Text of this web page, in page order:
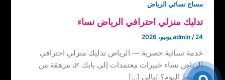
مساج نسائي الرياض
تدليك منزلي احترافي الرياض نساء
admin /24 يونيو، 2026
خدمة نسائية حصرية — الرياض تدليك منزلي احترافي
الرياض نساء خبيرات معتمدات إلى بابك 🌿 مرهقة من
ضغوط اليوم؟ ليالي […]